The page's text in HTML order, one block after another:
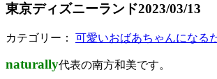
東京ディズニーランド2023/03/13
カテゴリー： 可愛いおばあちゃんになる
naturally代表の南方和美です。